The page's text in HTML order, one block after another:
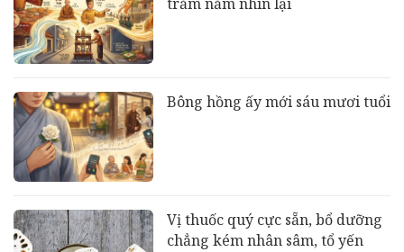
Bông hồng ấy mới sáu mươi tuổi
Vị thuốc quý cực sẵn, bổ dưỡng
chẳng kém nhân sâm, tổ yến